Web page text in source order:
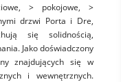
> pokojowe, >
drzwi Porta i Dre,
się solidnością,
Jako doświadczony
znajdujących się w
i wewnętrznych.